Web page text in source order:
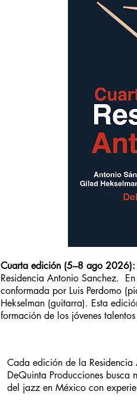
Cuarta edición (5–8 ago 2026):
Residencia Antonio Sanchez.
conformada por Luis Perdomo
Hekselman (guitarra). Esta
formación de los jóvenes
Cada edición de la
DeQuinta Producciones busca
del jazz en México con